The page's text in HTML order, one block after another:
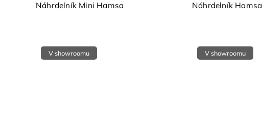
Náhrdelník Mini Hamsa Náhrdelník Hamsa
V showroomu V showroomu